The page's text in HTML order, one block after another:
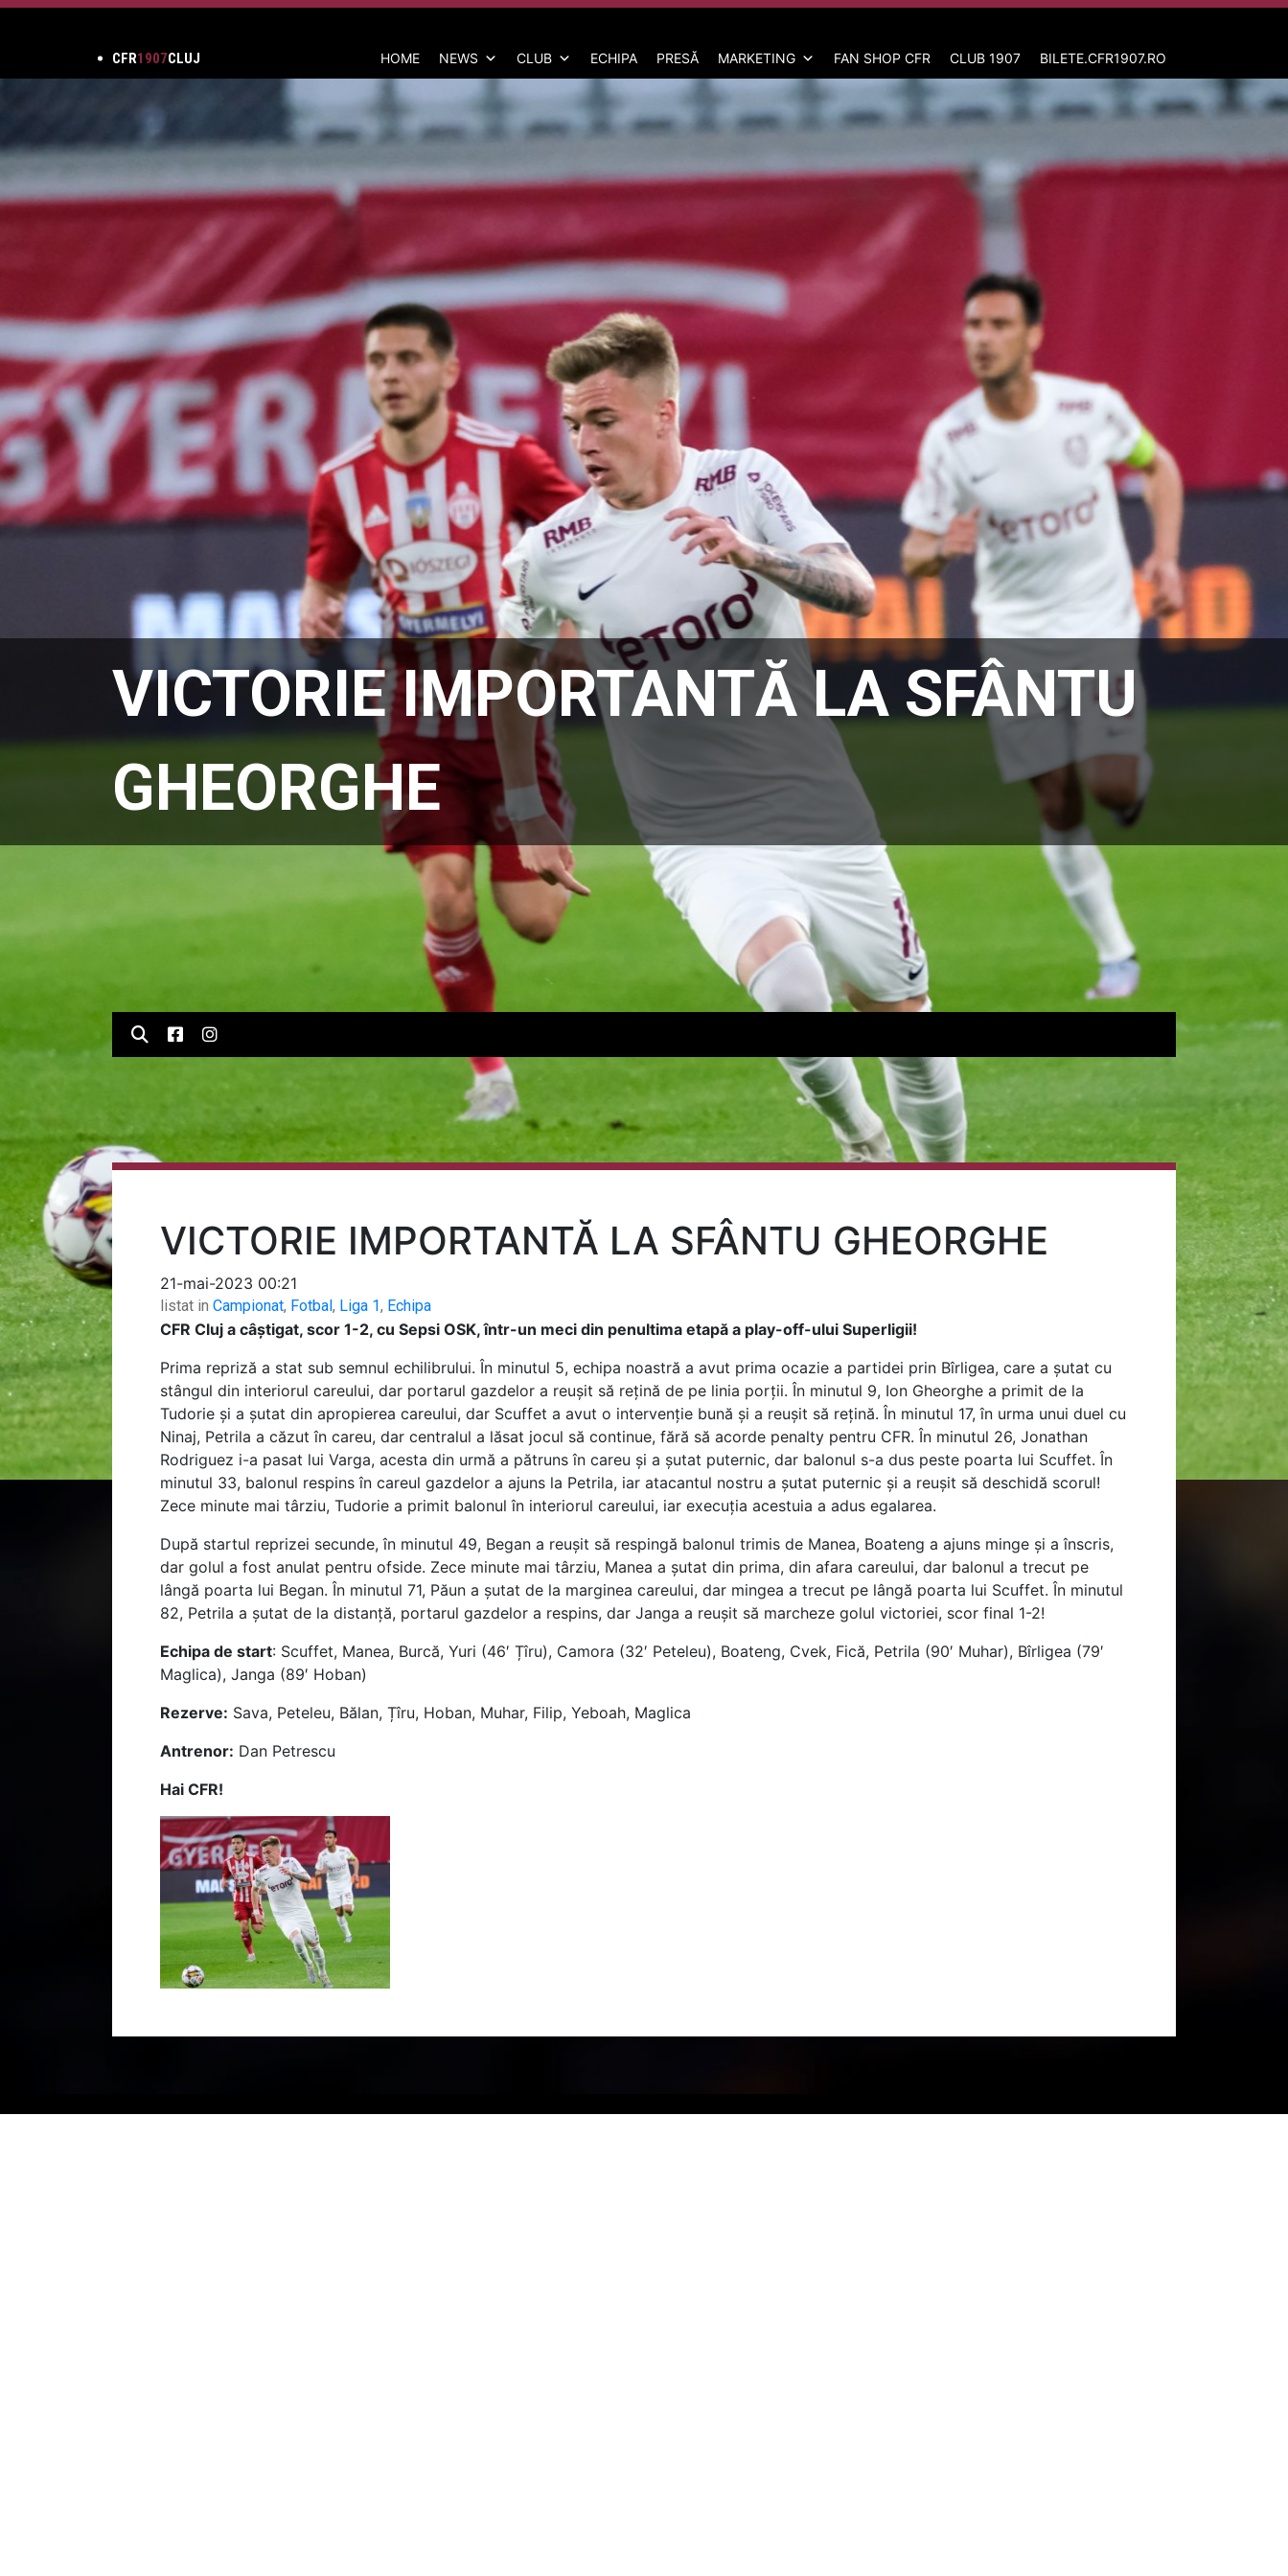
CFR1907CLUJ HOME NEWS CLUB ECHIPA PRESĂ MARKETING FAN SHOP CFR CLUB 1907 BILETE.CFR1907.RO
VICTORIE IMPORTANTĂ LA SFÂNTU
GHEORGHE
VICTORIE IMPORTANTĂ LA SFÂNTU GHEORGHE
21-mai-2023 00:21
listat in Campionat, Fotbal , Liga 1, Echipa
CFR Cluj a câștigat, scor 1-2, cu Sepsi OSK, într-un meci din penultima etapă a play-off-ului Superligii!
Prima repriză a stat sub semnul echilibrului. În minutul 5, echipa noastră a avut prima ocazie a partidei prin Bîrligea, care a șutat cu
stângul din interiorul careului, dar portarul gazdelor a reușit să rețină de pe linia porții. În minutul 9, Ion Gheorghe a primit de la
Tudorie și a șutat din apropierea careului, dar Scuffet a avut o intervenție bună și a reușit să rețină. În minutul 17, în urma unui duel cu
Ninaj, Petrila a căzut în careu, dar centralul a lăsat jocul să continue, fără să acorde penalty pentru CFR. În minutul 26, Jonathan
Rodriguez i-a pasat lui Varga, acesta din urmă a pătruns în careu și a șutat puternic, dar balonul s-a dus peste poarta lui Scuffet. În
minutul 33, balonul respins în careul gazdelor a ajuns la Petrila, iar atacantul nostru a șutat puternic și a reușit să deschidă scorul!
Zece minute mai târziu, Tudorie a primit balonul în interiorul careului, iar execuția acestuia a adus egalarea.
După startul reprizei secunde, în minutul 49, Began a reușit să respingă balonul trimis de Manea, Boateng a ajuns minge și a înscris,
dar golul a fost anulat pentru ofside. Zece minute mai târziu, Manea a șutat din prima, din afara careului, dar balonul a trecut pe
lângă poarta lui Began. În minutul 71, Păun a șutat de la marginea careului, dar mingea a trecut pe lângă poarta lui Scuffet. În minutul
82, Petrila a șutat de la distanță, portarul gazdelor a respins, dar Janga a reușit să marcheze golul victoriei, scor final 1-2!
Echipa de start: Scuffet, Manea, Burcă, Yuri (46′ Țîru), Camora (32′ Peteleu), Boateng, Cvek, Fică, Petrila (90′ Muhar), Bîrligea (79′
Maglica), Janga (89′ Hoban)
Rezerve: Sava, Peteleu, Bălan, Țîru, Hoban, Muhar, Filip, Yeboah, Maglica
Antrenor: Dan Petrescu
Hai CFR!